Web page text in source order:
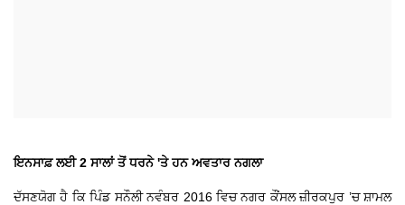
ਇਨਸਾਫ਼ ਲਈ 2 ਸਾਲਾਂ ਤੋਂ ਧਰਨੇ 'ਤੇ ਹਨ ਅਵਤਾਰ ਨਗਲਾ
ਦੱਸਣਯੋਗ ਹੈ ਕਿ ਪਿੰਡ ਸਨੌਲੀ ਨਵੰਬਰ 2016 ਵਿਚ ਨਗਰ ਕੌਂਸਲ ਜ਼ੀਰਕਪੁਰ ’ਚ ਸ਼ਾਮਲ